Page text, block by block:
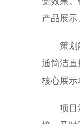
产品展示
策划能
通简洁
核心展示
项目流